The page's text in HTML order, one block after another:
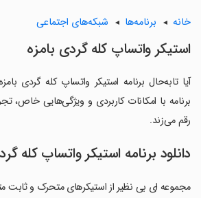
خانه برنامه‌ها شبکه‌های اجتماعی
استیکر واتساپ کله گردی بامزه
آیا تابه‌حال برنامه استیکر واتساپ کله گردی
برنامه با امکانات کاربردی و ویژگی‌هایی خاص،
رقم می‌زند.
دانلود برنامه استیکر واتساپ کله
مجموعه ای بی نظیر از استیکرهای متحرک و ثابت